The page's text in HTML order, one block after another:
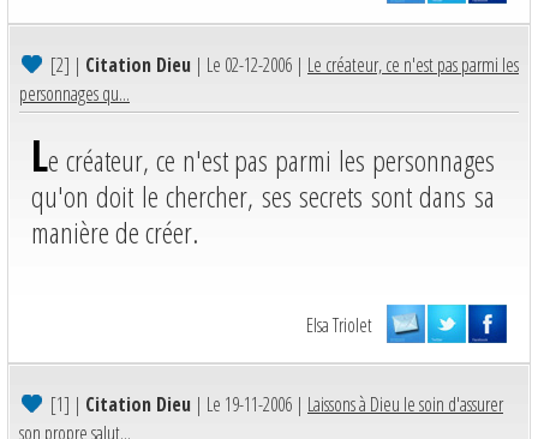
[2] | Citation Dieu | Le 02-12-2006 | Le créateur, ce n'est pas parmi les
personnages qu...
Le créateur, ce n'est pas parmi les personnages
qu'on doit le chercher, ses secrets sont dans sa
manière de créer.
Elsa Triolet
[1] | Citation Dieu | Le 19-11-2006 | Laissons à Dieu le soin d'assurer
son propre salut...